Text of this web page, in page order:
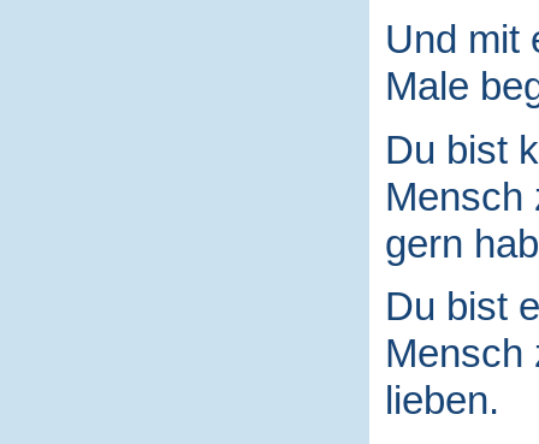
Und mit
Male
Du bist
Mensch
gern
Du bist
Mensch
lieben.